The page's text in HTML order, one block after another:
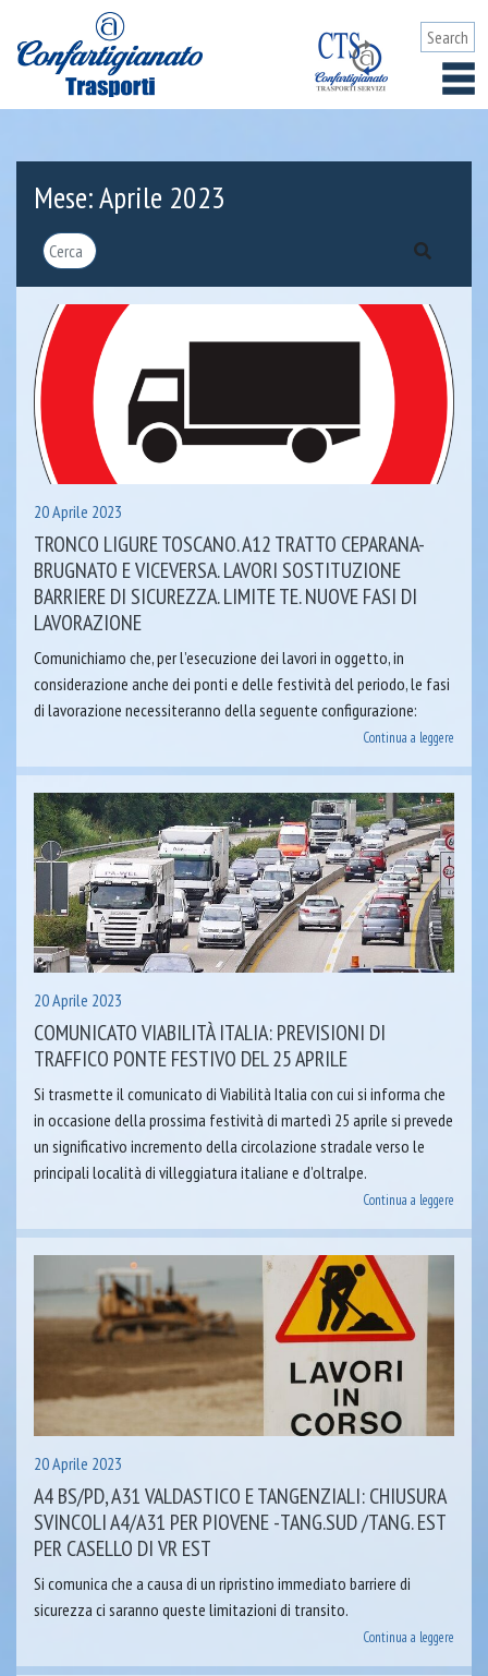
Mese:Aprile 2023
20 Aprile 2023
TRONCO LIGURE TOSCANO. A12 TRATTO CEPARANA-
BRUGNATO E VICEVERSA. LAVORI SOSTITUZIONE
BARRIERE DI SICUREZZA. LIMITE TE. NUOVE FASI DI
LAVORAZIONE
Comunichiamo che, per l’esecuzione dei lavori in oggetto, in
considerazione anche dei ponti e delle festività del periodo, le fasi
di lavorazione necessiteranno della seguente configurazione:
Continua a leggere
20 Aprile 2023
COMUNICATO VIABILITÀ ITALIA: PREVISIONI DI
TRAFFICO PONTE FESTIVO DEL 25 APRILE
Si trasmette il comunicato di Viabilità Italia con cui si informa che
in occasione della prossima festività di martedì 25 aprile si prevede
un significativo incremento della circolazione stradale verso le
principali località di villeggiatura italiane e d’oltralpe.
Continua a leggere
20 Aprile 2023
A4 BS/PD, A31 VALDASTICO E TANGENZIALI: CHIUSURA
SVINCOLI A4/A31 PER PIOVENE -TANG.SUD /TANG. EST
PER CASELLO DI VR EST
Si comunica che a causa di un ripristino immediato barriere di
sicurezza ci saranno queste limitazioni di transito.
Continua a leggere